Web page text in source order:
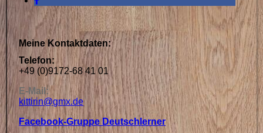
Meine Kontaktdaten:
Telefon:
+49 (0)9172-68 41 01
E-Mail:
kittirin@gmx.de
Facebook-Gruppe Deutschlerner